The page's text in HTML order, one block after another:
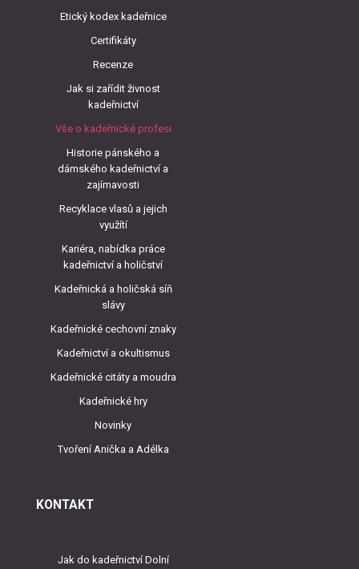
Etický kodex kadeřnice
Certifikáty
Recenze
Jak si zařídit živnost
kadeřnictví
Vše o kadeřnické profesi
Historie pánského a
dámského kadeřnictví a
zajímavosti
Recyklace vlasů a jejich
využítí
Kariéra, nabídka práce
kadeřnictví a holičství
Kadeřnická a holičská síň
slávy
Kadeřnické cechovní znaky
Kadeřnictví a okultismus
Kadeřnické citáty a moudra
Kadeřnické hry
Novinky
Tvoření Anička a Adélka
KONTAKT
Jak do kadeřnictví Dolní